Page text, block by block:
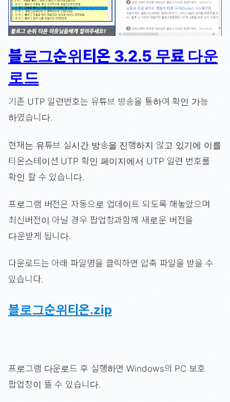
블로그순위티온 3.2.5 무료 다운
로드
기존 UTP 일련번호는 유튜브 방송을 통하여 확인 가능
하였습니다.
현재는 유튜브 실시간 방송을 진행하지 않고 있기에 이를
티온스테이션 UTP 확인 페이지에서 UTP 일련 번호를
확인 할 수 있습니다.
프로그램 버전은 자동으로 업데이트 되도록 해놓았으며
최신버전이 아닐 경우 팝업창과함께 새로운 버전을
다운받게 됩니다.
다운로드는 아래 파일명을 클릭하면 압축 파일을 받을 수
있습니다.
블로그순위티온.zip
프로그램 다운로드 후 실행하면 Windows의 PC 보호
팝업창이 뜰 수 있습니다.